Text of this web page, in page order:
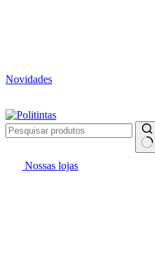
Novidades
Nossas lojas